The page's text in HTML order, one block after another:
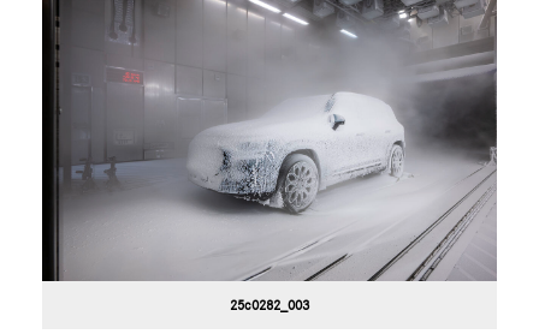
E-Klasse T-Modell
CLS
GLC
SL
25c0282_003